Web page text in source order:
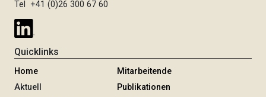
Tel +41 (0)26 300 67 60
Quicklinks
Home
Aktuell
Mitarbeitende
Publikationen